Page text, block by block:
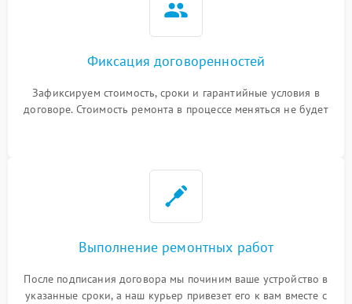
Фиксация договоренностей
Зафиксируем стоимость, сроки и гарантийные условия в
договоре. Стоимость ремонта в процессе меняться не будет
Выполнение ремонтных работ
После подписания договора мы починим ваше устройство в
указанные сроки, а наш курьер привезет его к вам вместе с